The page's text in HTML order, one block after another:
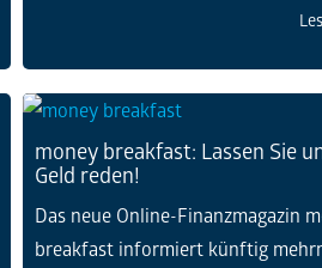
money breakfast: Lassen Sie
Geld reden!
Das neue Online-Finanzmagazin
breakfast informiert künftig